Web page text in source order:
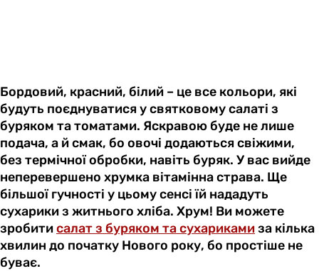
Бордовий, красний, білий – це все кольори, які
будуть поєднуватися у святковому салаті з
буряком та томатами. Яскравою буде не лише
подача, а й смак, бо овочі додаються свіжими,
без термічної обробки, навіть буряк. У вас вийде
неперевершено хрумка вітамінна страва. Ще
більшої гучності у цьому сенсі їй нададуть
сухарики з житнього хліба. Хрум! Ви можете
зробитисалат з буряком та сухарикамиза кілька
хвилин до початку Нового року, бо простіше не
буває.